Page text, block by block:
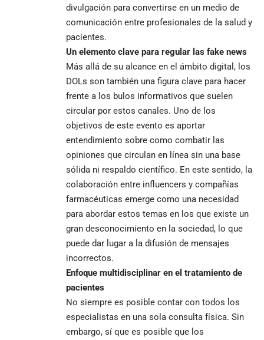
divulgación para convertirse en un medio de
comunicación entre profesionales de la salud y
pacientes.
Un elemento clave para regular las fake news
Más allá de su alcance en el ámbito digital, los
DOLs son también una figura clave para hacer
frente a los bulos informativos que suelen
circular por estos canales. Uno de los
objetivos de este evento es aportar
entendimiento sobre como combatir las
opiniones que circulan en línea sin una base
sólida ni respaldo científico. En este sentido, la
colaboración entre influencers y compañías
farmacéuticas emerge como una necesidad
para abordar estos temas en los que existe un
gran desconocimiento en la sociedad, lo que
puede dar lugar a la difusión de mensajes
incorrectos.
Enfoque multidisciplinar en el tratamiento de
pacientes
No siempre es posible contar con todos los
especialistas en una sola consulta física. Sin
embargo, sí que es posible que los